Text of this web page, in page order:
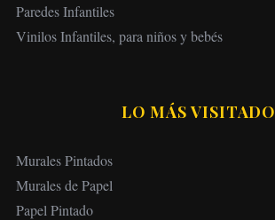
Paredes Infantiles
Vinilos Infantiles, para niños y bebés
LO MÁS VISITADO
Murales Pintados
Murales de Papel
Papel Pintado